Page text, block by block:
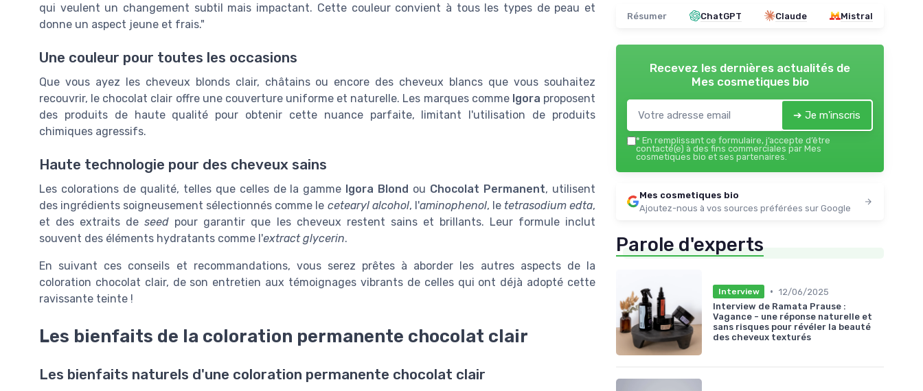
qui veulent un changement subtil mais impactant. Cette couleur convient à tous les types de peau et
donne un aspect jeune et frais."
Une couleur pour toutes les occasions
Que vous ayez les cheveux blonds clair, châtains ou encore des cheveux blancs que vous souhaitez
recouvrir, le chocolat clair offre une couverture uniforme et naturelle. Les marques comme Igora proposent
des produits de haute qualité pour obtenir cette nuance parfaite, limitant l'utilisation de produits
chimiques agressifs.
Haute technologie pour des cheveux sains
Les colorations de qualité, telles que celles de la gamme Igora Blond ou Chocolat Permanent, utilisent
des ingrédients soigneusement sélectionnés comme le cetearyl alcohol, l'aminophenol, le tetrasodium edta,
et des extraits deseed pour garantir que les cheveux restent sains et brillants. Leur formule inclut
souvent des éléments hydratants comme l'extract glycerin.
En suivant ces conseils et recommandations, vous serez prêtes à aborder les autres aspects de la
coloration chocolat clair, de son entretien aux témoignages vibrants de celles qui ont déjà adopté cette
ravissante teinte !
Les bienfaits de la coloration permanente chocolat clair
Les bienfaits naturels d'une coloration permanente chocolat clair
Résumer ChatGPT Claude Mistral
Recevez les dernières actualités de
Mes cosmetiques bio
➔ Je m'inscris
* En remplissant ce formulaire, j’accepte d’être
contacté(e) à des fins commerciales par Mes
cosmetiques bio et ses partenaires.
Mes cosmetiques bio
Ajoutez-nous à vos sources préférées sur Google
Parole d'experts
Interview • 12/06/2025
Interview de Ramata Prause :
Vagance - une réponse naturelle et
sans risques pour révéler la beauté
des cheveux texturés